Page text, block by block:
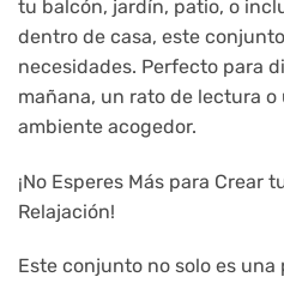
tu balcón, jardín, patio, o
dentro de casa, este
necesidades. Perfecto para
mañana, un rato de lectura
ambiente acogedor.
¡No Esperes Más para Crear
Relajación!
Este conjunto no solo es una